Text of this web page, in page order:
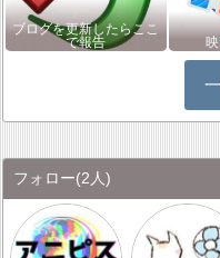
ブログを更新したらここ
で報告
フォロー(2人)